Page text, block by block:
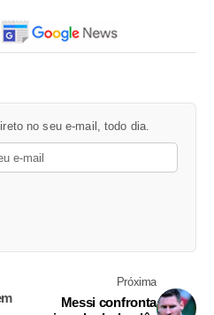
no seu e-mail, todo dia.
Próxima
Messi confronta